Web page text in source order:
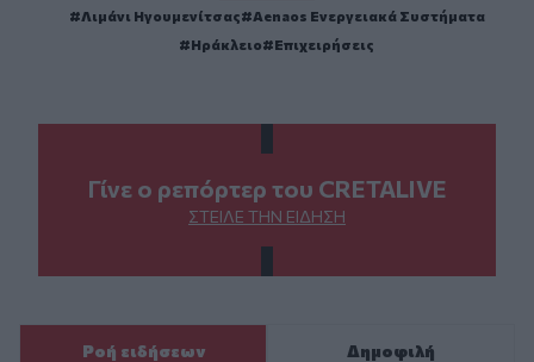
Λιμάνι Ηγουμενίτσας
Aenaos Ενεργειακά Συστήματα
Ηράκλειο
Επιχειρήσεις
Γίνε ο ρεπόρτερ του CRETALIVE
ΣΤΕΊΛΕ ΤΗΝ ΕΊΔΗΣΗ
Ροή ειδήσεων Δημοφιλή